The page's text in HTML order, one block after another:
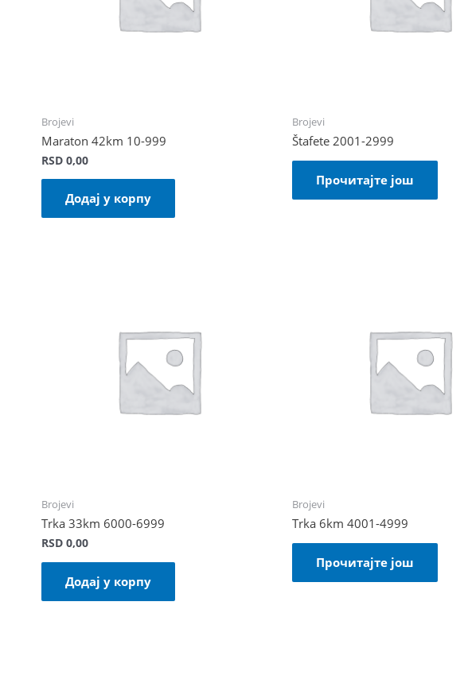
Brojevi
Maraton 42km 10-999
RSD 0,00
Додај у корпу
Brojevi
Štafete 2001-2999
Прочитајте још
Brojevi
Trka 33km 6000-6999
RSD 0,00
Додај у корпу
Brojevi
Trka 6km 4001-4999
Прочитајте још